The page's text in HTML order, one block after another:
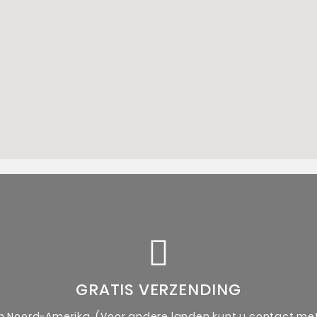
GRATIS VERZENDING
Unieke originele kunstwerken
vergezeld van een authenticiteitsbewijs van de kunstenaar.